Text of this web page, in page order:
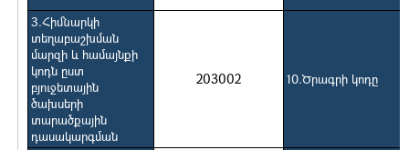
3.Հիմնարկի
տեղաբաշխման
մարզի և համայնքի
կոդն ըստ
բյուջետային
ծախսերի
տարածքային
դասակարգման
203002 10.Ծրագրի կոդը